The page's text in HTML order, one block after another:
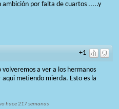
ambición por falta de cuartos .....y
+1
a ver a los hermanos
aqui metiendo mierda. Esto es la
hace 217 semanas